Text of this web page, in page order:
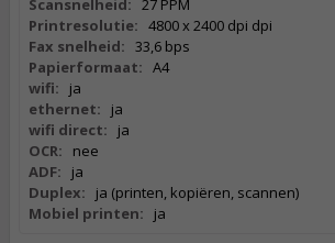
Scansnelheid: 27 PPM
Printresolutie: 4800 x 2400 dpi dpi
Fax snelheid: 33,6 bps
Papierformaat: A4
wifi:
ja
ethernet:
ja
wifi direct:
ja
OCR:
nee
ADF:
ja
Duplex:
ja (printen, kopiëren, scannen)
Mobiel printen:
ja